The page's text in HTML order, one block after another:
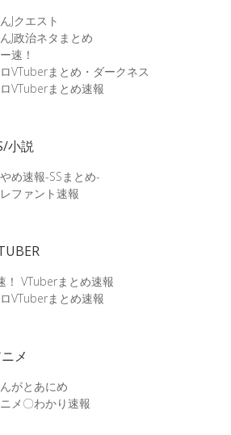
Jクエスト
J政治ネタまとめ
速！
VTuberまとめ・ダークネス
VTuberまとめ速報
小説
め速報-SSまとめ-
ファント速報
！ VTuberまとめ速報
VTuberまとめ速報
メ
がとあにめ
メ〇わかり速報